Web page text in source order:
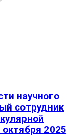
научного
сотрудник
2025